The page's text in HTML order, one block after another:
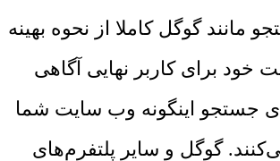
مانند گوگل کاملا از نحوه بهینه
برای کاربر نهایی آگاهی
جستجو اینگونه وب سایت شما
گوگل و سایر پلتفرم‌های